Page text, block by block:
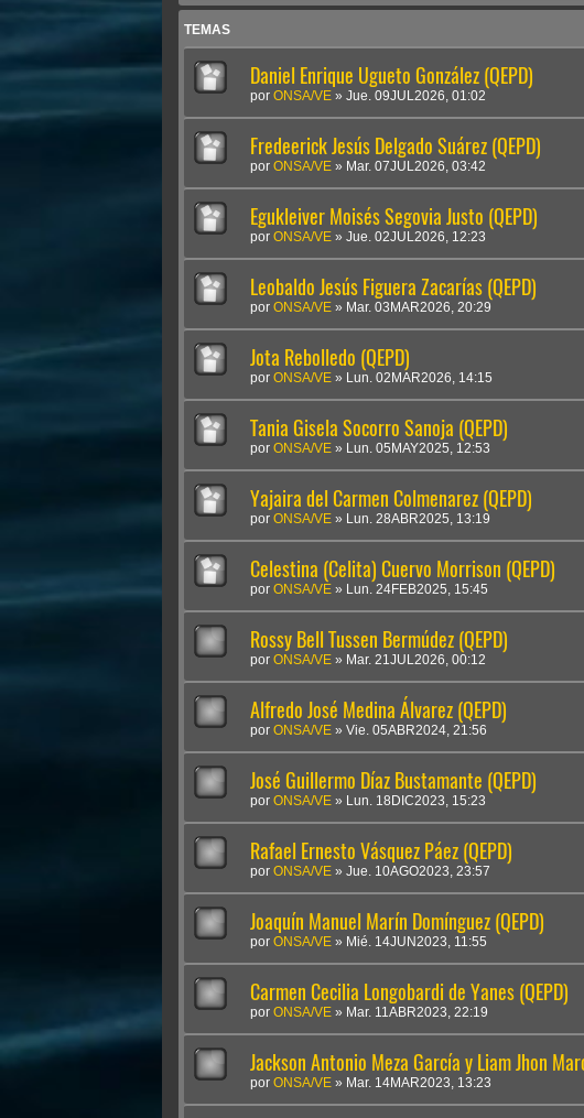
TEMAS
Daniel Enrique Ugueto González (QEPD)
por ONSA/VE » Jue. 09JUL2026, 01:02
Fredeerick Jesús Delgado Suárez (QEPD)
por ONSA/VE » Mar. 07JUL2026, 03:42
Egukleiver Moisés Segovia Justo (QEPD)
por ONSA/VE » Jue. 02JUL2026, 12:23
Leobaldo Jesús Figuera Zacarías (QEPD)
por ONSA/VE » Mar. 03MAR2026, 20:29
Jota Rebolledo (QEPD)
por ONSA/VE » Lun. 02MAR2026, 14:15
Tania Gisela Socorro Sanoja (QEPD)
por ONSA/VE » Lun. 05MAY2025, 12:53
Yajaira del Carmen Colmenarez (QEPD)
por ONSA/VE » Lun. 28ABR2025, 13:19
Celestina (Celita) Cuervo Morrison (QEPD)
por ONSA/VE » Lun. 24FEB2025, 15:45
Rossy Bell Tussen Bermúdez (QEPD)
por ONSA/VE » Mar. 21JUL2026, 00:12
Alfredo José Medina Álvarez (QEPD)
por ONSA/VE » Vie. 05ABR2024, 21:56
José Guillermo Díaz Bustamante (QEPD)
por ONSA/VE » Lun. 18DIC2023, 15:23
Rafael Ernesto Vásquez Páez (QEPD)
por ONSA/VE » Jue. 10AGO2023, 23:57
Joaquín Manuel Marín Domínguez (QEPD)
por ONSA/VE » Mié. 14JUN2023, 11:55
Carmen Cecilia Longobardi de Yanes (QEPD)
por ONSA/VE » Mar. 11ABR2023, 22:19
Jackson Antonio Meza García y Liam Jhon
por ONSA/VE » Mar. 14MAR2023, 13:23